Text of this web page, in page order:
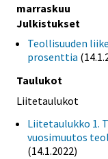
marraskuu
Julkistukset
Teollisuuden
prosenttia
Taulukot
Liitetaulukot
Liitetaulukko 1.
vuosimuutos
(14.1.2022)